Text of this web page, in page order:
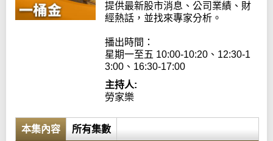
提供最新股市消息、公司業績、財
經熱話，並找來專家分析。
播出時間：
星期一至五 10:00-10:20、12:30-1
3:00、16:30-17:00
主持人:
勞家樂
本集內容 所有集數